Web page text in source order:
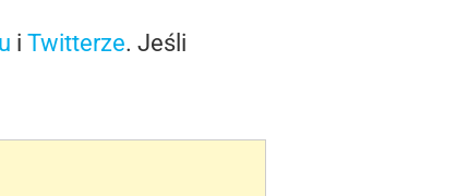
i Twitterze. Jeśli